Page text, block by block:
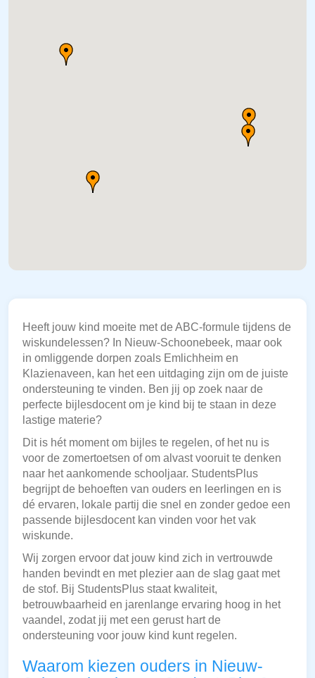
Heeft jouw kind moeite met de ABC-formule tijdens de
wiskundelessen? In Nieuw-Schoonebeek, maar ook
in omliggende dorpen zoals Emlichheim en
Klazienaveen, kan het een uitdaging zijn om de juiste
ondersteuning te vinden. Ben jij op zoek naar de
perfecte bijlesdocent om je kind bij te staan in deze
lastige materie?
Dit is hét moment om bijles te regelen, of het nu is
voor de zomertoetsen of om alvast vooruit te denken
naar het aankomende schooljaar. StudentsPlus
begrijpt de behoeften van ouders en leerlingen en is
dé ervaren, lokale partij die snel en zonder gedoe een
passende bijlesdocent kan vinden voor het vak
wiskunde.
Wij zorgen ervoor dat jouw kind zich in vertrouwde
handen bevindt en met plezier aan de slag gaat met
de stof. Bij StudentsPlus staat kwaliteit,
betrouwbaarheid en jarenlange ervaring hoog in het
vaandel, zodat jij met een gerust hart de
ondersteuning voor jouw kind kunt regelen.
Waarom kiezen ouders in Nieuw-